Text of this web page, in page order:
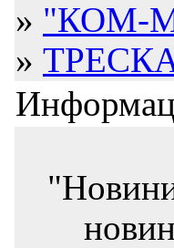
» "КОМ-
»